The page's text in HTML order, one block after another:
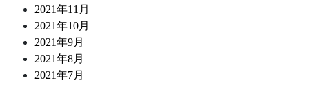
2021年11月
2021年10月
2021年9月
2021年8月
2021年7月